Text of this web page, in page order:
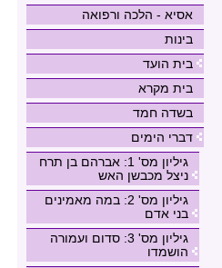
אסיא - הלכה ורפואה
בינות
בית הועד
בית מקרא
בשדה חמד
דברי הימים
גיליון מס' 1: אברהם בן תרח
ניצל מכבשן האש
גיליון מס' 2: במה מאמינים
בני אדם
גיליון מס' 3: סדום ועמורה
הושמדו